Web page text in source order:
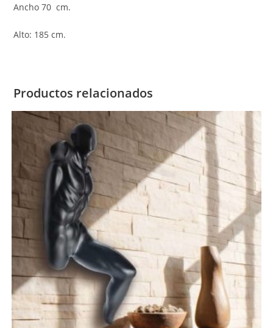
Ancho 70 cm.
Alto: 185 cm.
Productos relacionados